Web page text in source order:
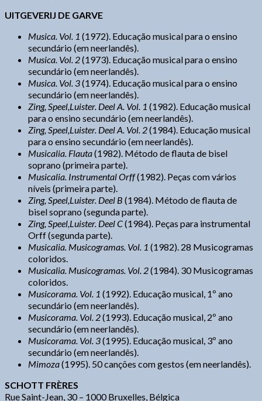
UITGEVERIJ DE GARVE
Musica. Vol. 1 (1972). Educação musical para o ensino
secundário (em neerlandês).
Musica. Vol. 2(1973). Educação musical para o ensino
secundário (em neerlandês).
Musica. Vol. 3(1974). Educação musical para o ensino
secundário (em neerlandês).
Zing, Speel,Luister. Deel A. Vol. 1 (1982). Educação musical
para o ensino secundário (em neerlandês).
Zing, Speel,Luister. Deel A. Vol. 2(1984). Educação musical
para o ensino secundário (em neerlandês).
Musicalia. Flauta(1982). Método de flauta de bisel
soprano (primeira parte).
Musicalia. Instrumental Orff(1982). Peças com vários
níveis (primeira parte).
Zing, Speel,Luister. Deel B (1984). Método de flauta de
bisel soprano (segunda parte).
Zing, Speel,Luister. Deel C(1984). Peças para instrumental
Orff (segunda parte).
Musicalia. Musicogramas. Vol. 1 (1982). 28 Musicogramas
coloridos.
Musicalia. Musicogramas. Vol. 2(1984). 30 Musicogramas
coloridos.
Musicorama. Vol. 1 (1992). Educação musical, 1º ano
secundário (em neerlandês).
Musicorama. Vol. 2(1993). Educação musical, 2º ano
secundário (em neerlandês).
Musicorama. Vol. 3(1995). Educação musical, 3º ano
secundário (em neerlandês).
Mimoza(1995). 50 canções com gestos (em neerlandês).
SCHOTT FRÈRES
Rue Saint-Jean, 30 – 1000 Bruxelles, Bélgica